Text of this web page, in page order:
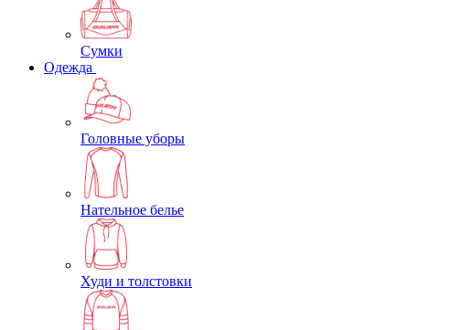
Сумки
Одежда
Головные уборы
Нательное белье
Худи и толстовки